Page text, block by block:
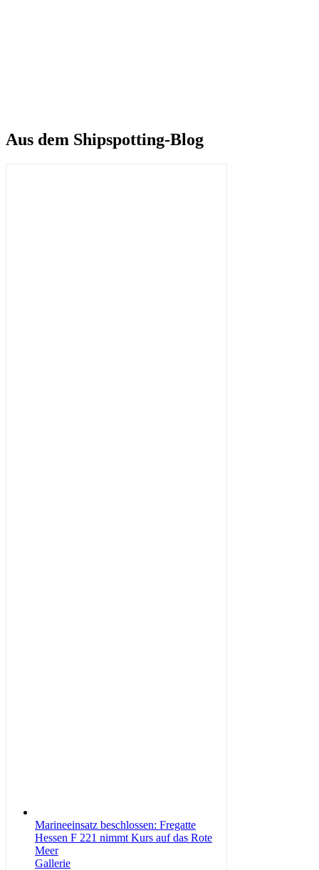
Aus dem Shipspotting-Blog
Marineeinsatz beschlossen: Fregatte
Hessen F 221 nimmt Kurs auf das Rote
Meer
Gallerie